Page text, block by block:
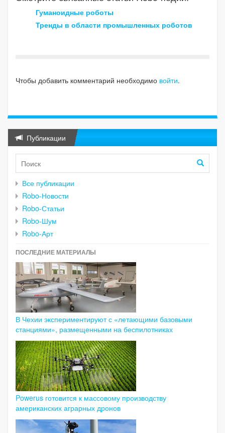
Гуманоидные роботы
Тренды в области промышленных роботов
Чтобы добавить комментарий необходимо войти.
Публикации
Все публикации
Robo-Новости
Robo-Статьи
Robo-Шум
Robo-Арт
ПОСЛЕДНИЕ МАТЕРИАЛЫ
В Чехии экспериментируют с «летающими базовыми
станциями», размещенными на беспилотниках
Powerus готовится к массовому производству
американских аграрных дронов